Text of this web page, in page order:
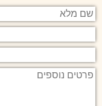
שם
מלא
פרטים